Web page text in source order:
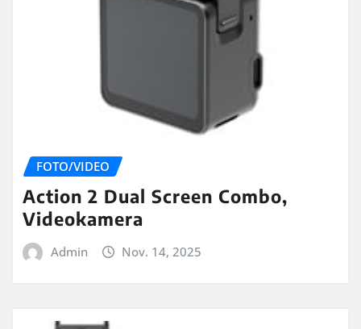
FOTO/VIDEO
Action 2 Dual Screen Combo,
Videokamera
Admin Nov. 14, 2025